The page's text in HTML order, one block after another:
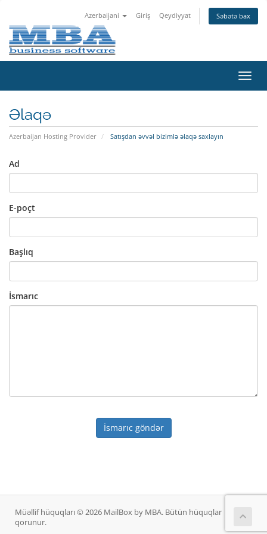
Azerbaijani Giriş Qeydiyyat Səbətə bax
keçid
Əlaqə
Azerbaijan Hosting Provider Satışdan əvvəl bizimlə əlaqə saxlayın
Ad
E-poçt
Başlıq
İsmarıc
İsmarıc göndər
Müəllif hüquqları © 2026 MailBox by MBA. Bütün hüquqlar
qorunur.